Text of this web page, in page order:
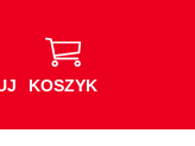
KOSZYK